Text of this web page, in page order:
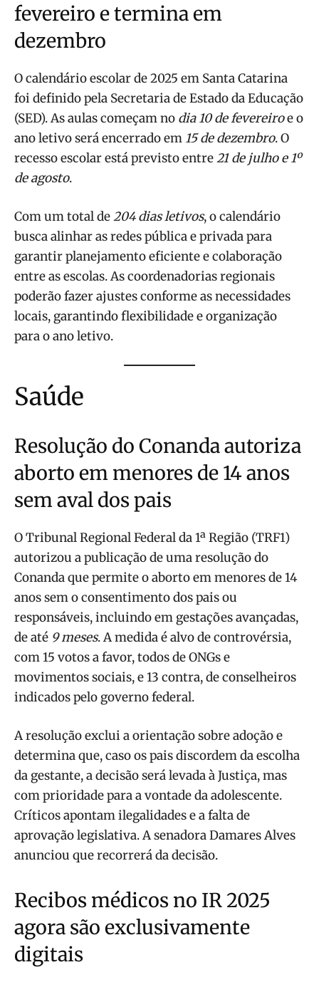
fevereiro e termina em
dezembro
O calendário escolar de 2025 em Santa Catarina
foi definido pela Secretaria de Estado da Educação
(SED). As aulas começam no dia 10 de fevereiroe o
ano letivo será encerrado em 15 de dezembro. O
recesso escolar está previsto entre21 de julho e 1º
de agosto.
Com um total de204 dias letivos, o calendário
busca alinhar as redes pública e privada para
garantir planejamento eficiente e colaboração
entre as escolas. As coordenadorias regionais
poderão fazer ajustes conforme as necessidades
locais, garantindo flexibilidade e organização
para o ano letivo.
Saúde
Resolução do Conanda autoriza
aborto em menores de 14 anos
sem aval dos pais
O Tribunal Regional Federal da 1ª Região (TRF1)
autorizou a publicação de uma resolução do
Conanda que permite o aborto em menores de 14
anos sem o consentimento dos pais ou
responsáveis, incluindo em gestações avançadas,
de até 9 meses. A medida é alvo de controvérsia,
com 15 votos a favor, todos de ONGs e
movimentos sociais, e 13 contra, de conselheiros
indicados pelo governo federal.
A resolução exclui a orientação sobre adoção e
determina que, caso os pais discordem da escolha
da gestante, a decisão será levada à Justiça, mas
com prioridade para a vontade da adolescente.
Críticos apontam ilegalidades e a falta de
aprovação legislativa. A senadora Damares Alves
anunciou que recorrerá da decisão.
Recibos médicos no IR 2025
agora são exclusivamente
digitais